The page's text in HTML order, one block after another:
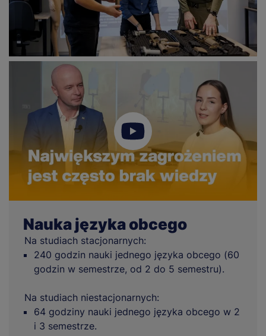
Nauka języka obcego
Na studiach stacjonarnych:
240 godzin nauki jednego języka obcego (60
godzin w semestrze, od 2 do 5 semestru).
Na studiach niestacjonarnych:
64 godziny nauki jednego języka obcego w 2
i 3 semestrze.